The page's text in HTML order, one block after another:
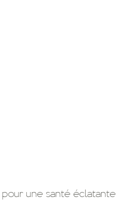
une santé éclatante